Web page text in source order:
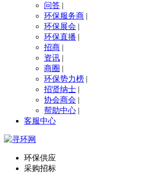
问答 |
环保服务商 |
环保展会 |
环保直播 |
招商 |
资讯 |
商圈 |
环保势力榜 |
招贤纳士 |
协会商会 |
帮助中心 |
客服中心
环保供应
采购招标